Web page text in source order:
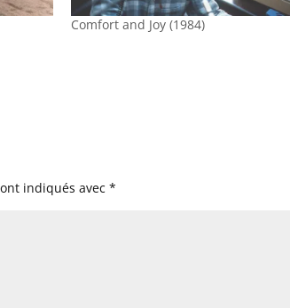
Comfort and Joy (1984)
indiqués avec*